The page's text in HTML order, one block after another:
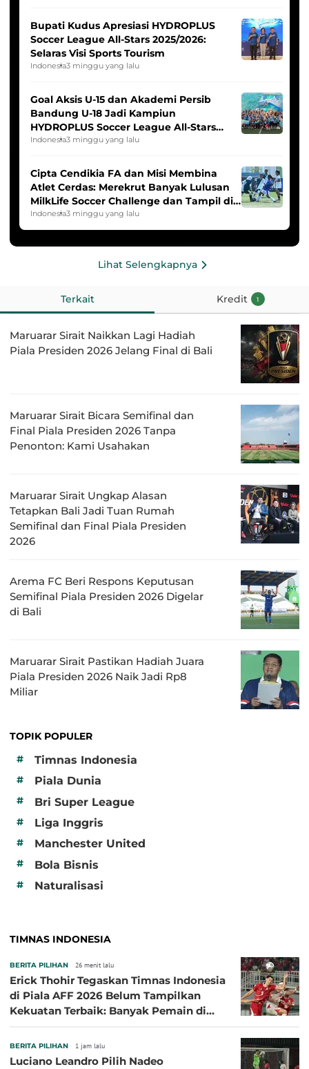
Bupati Kudus Apresiasi HYDROPLUS
Soccer League All-Stars 2025/2026:
Selaras Visi Sports Tourism
Indonesia3 minggu yang lalu
Goal Aksis U-15 dan Akademi Persib
Bandung U-18 Jadi Kampiun
HYDROPLUS Soccer League All-Stars
2025/2026
Indonesia3 minggu yang lalu
Cipta Cendikia FA dan Misi Membina
Atlet Cerdas: Merekrut Banyak Lulusan
MilkLife Soccer Challenge dan Tampil di
HYDROPLUS Soccer League
Indonesia3 minggu yang lalu
Lihat Selengkapnya
Terkait Kredit 1
Maruarar Sirait Naikkan Lagi Hadiah
Piala Presiden 2026 Jelang Final di Bali
Maruarar Sirait Bicara Semifinal dan
Final Piala Presiden 2026 Tanpa
Penonton: Kami Usahakan
Maruarar Sirait Ungkap Alasan
Tetapkan Bali Jadi Tuan Rumah
Semifinal dan Final Piala Presiden
2026
Arema FC Beri Respons Keputusan
Semifinal Piala Presiden 2026 Digelar
di Bali
Maruarar Sirait Pastikan Hadiah Juara
Piala Presiden 2026 Naik Jadi Rp8
Miliar
TOPIK POPULER
#
Timnas Indonesia
# Piala Dunia
# Bri Super League
# Liga Inggris
# Manchester United
# Bola Bisnis
# Naturalisasi
TIMNAS INDONESIA
BERITA PILIHAN 26 menit lalu
Erick Thohir Tegaskan Timnas Indonesia
di Piala AFF 2026 Belum Tampilkan
Kekuatan Terbaik: Banyak Pemain di
BERITA PILIHAN 1 jam lalu
Luciano Leandro Pilih Nadeo